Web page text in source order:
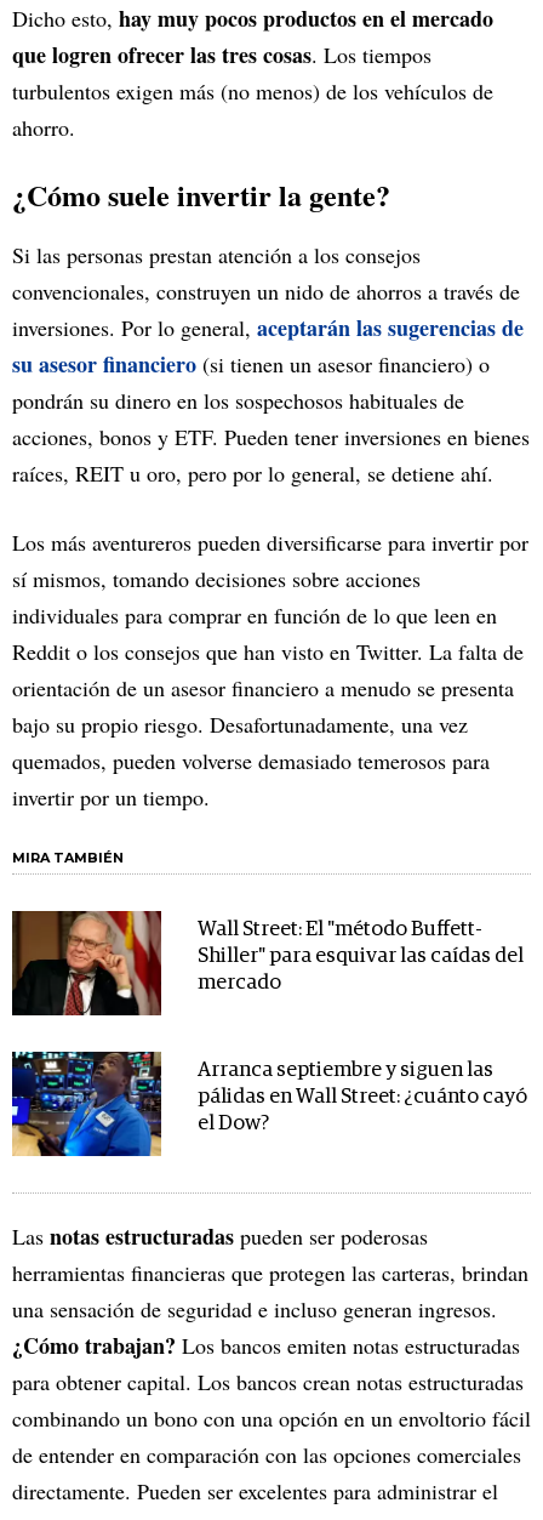
Dicho esto, hay muy pocos productos en el mercado
que logren ofrecer las tres cosas. Los tiempos
turbulentos exigen más (no menos) de los vehículos de
ahorro.
¿Cómo suele invertir la gente?
Si las personas prestan atención a los consejos
convencionales, construyen un nido de ahorros a través de
inversiones. Por lo general, aceptarán las sugerencias de
su asesor financiero (si tienen un asesor financiero) o
pondrán su dinero en los sospechosos habituales de
acciones, bonos y ETF. Pueden tener inversiones en bienes
raíces, REIT u oro, pero por lo general, se detiene ahí.
Los más aventureros pueden diversificarse para invertir por
sí mismos, tomando decisiones sobre acciones
individuales para comprar en función de lo que leen en
Reddit o los consejos que han visto en Twitter. La falta de
orientación de un asesor financiero a menudo se presenta
bajo su propio riesgo. Desafortunadamente, una vez
quemados, pueden volverse demasiado temerosos para
invertir por un tiempo.
MIRA TAMBIÉN
Wall Street: El "método Buffett-
Shiller" para esquivar las caídas del
mercado
Arranca septiembre y siguen las
pálidas en Wall Street: ¿cuánto cayó
el Dow?
Las notas estructuradas pueden ser poderosas
herramientas financieras que protegen las carteras, brindan
una sensación de seguridad e incluso generan ingresos.
¿Cómo trabajan? Los bancos emiten notas estructuradas
para obtener capital. Los bancos crean notas estructuradas
combinando un bono con una opción en un envoltorio fácil
de entender en comparación con las opciones comerciales
directamente. Pueden ser excelentes para administrar el